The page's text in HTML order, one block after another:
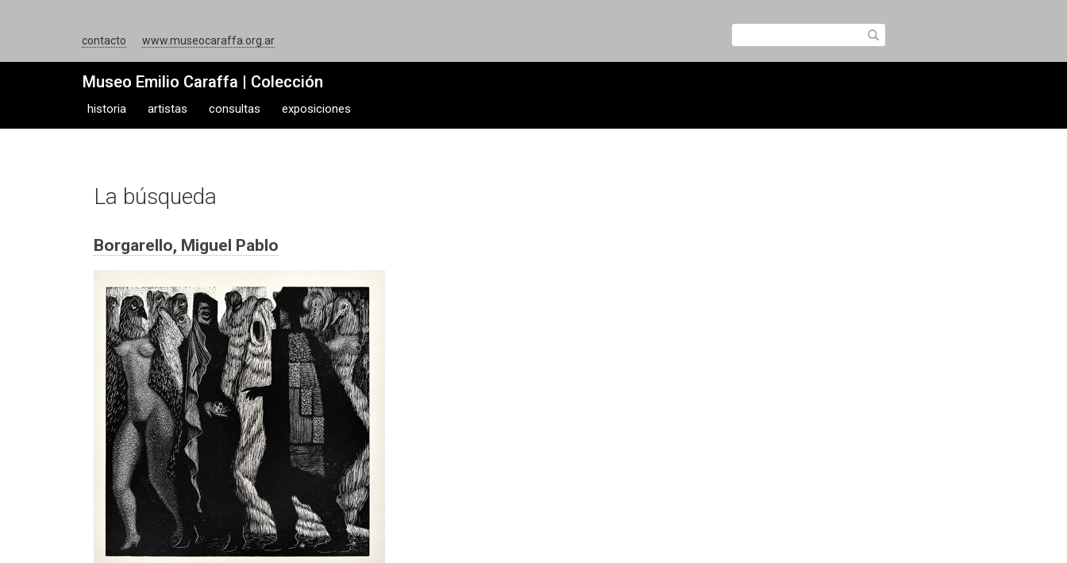
contacto www.museocaraffa.org.ar
Museo Emilio Caraffa | Colección
historia artistas consultas exposiciones
La búsqueda
Borgarello, Miguel Pablo